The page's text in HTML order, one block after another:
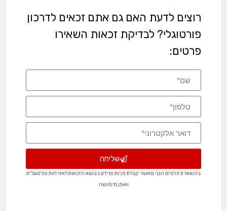
רוצים לדעת האם גם אתם זכאים לדרכון
פורטוגלי? לבדיקת זכאות השאירו
פרטים:
שליחה
בהשארת פרטים הנני מאשר קבלת פניות ומידע בנושא הזכאות לאזרחות פורטוגלית
ואופן מימושה